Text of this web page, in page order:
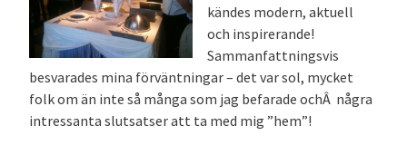
kändes modern, aktuell
och inspirerande!
Sammanfattningsvis
besvarades mina förväntningar – det var sol, mycket
folk om än inte så många som jag befarade ochÂ några
intressanta slutsatser att ta med mig ”hem”!